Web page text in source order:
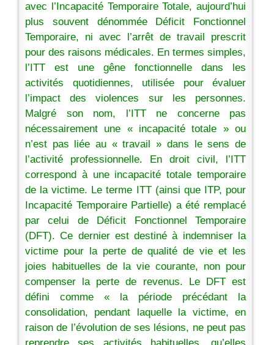
avec l’Incapacité Temporaire Totale, aujourd’hui
plus souvent dénommée Déficit Fonctionnel
Temporaire, ni avec l’arrêt de travail prescrit
pour des raisons médicales. En termes simples,
l’ITT est une gêne fonctionnelle dans les
activités quotidiennes, utilisée pour évaluer
l’impact des violences sur les personnes.
Malgré son nom, l’ITT ne concerne pas
nécessairement une « incapacité totale » ou
n’est pas liée au « travail » dans le sens de
l’activité professionnelle. En droit civil, l’ITT
correspond à une incapacité totale temporaire
de la victime. Le terme ITT (ainsi que ITP, pour
Incapacité Temporaire Partielle) a été remplacé
par celui de Déficit Fonctionnel Temporaire
(DFT). Ce dernier est destiné à indemniser la
victime pour la perte de qualité de vie et les
joies habituelles de la vie courante, non pour
compenser la perte de revenus. Le DFT est
défini comme « la période précédant la
consolidation, pendant laquelle la victime, en
raison de l’évolution de ses lésions, ne peut pas